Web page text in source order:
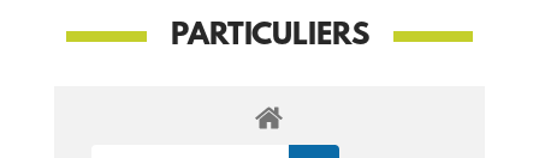
PARTICULIERS